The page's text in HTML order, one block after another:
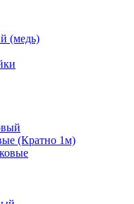
(медь)
(Кратно 1м)